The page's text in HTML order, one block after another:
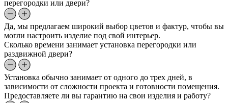
перегородки или двери?
Да, мы предлагаем широкий выбор цветов и фактур, чтобы вы
могли настроить изделие под свой интерьер.
Сколько времени занимает установка перегородки или
раздвижной двери?
Установка обычно занимает от одного до трех дней, в
зависимости от сложности проекта и готовности помещения.
Предоставляете ли вы гарантию на свои изделия и работу?